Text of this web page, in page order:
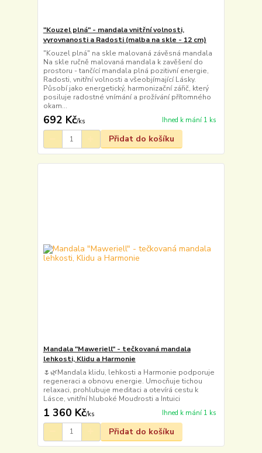
"Kouzel plná" - mandala vnitřní volnosti,
vyrovnanosti a Radosti (malba na skle - 12 cm)
"Kouzel plná" na skle malovaná závěsná mandala
Na skle ručně malovaná mandala k zavěšení do
prostoru - tančící mandala plná pozitivní energie,
Radosti, vnitřní volnosti a všeobjímající Lásky.
Působí jako energetický, harmonizační zářič, který
posiluje radostné vnímání a prožívání přítomného
okam...
692 Kč/ks Ihned k mání 1 ks
Přidat do košíku
Mandala "Maweriell" - tečkovaná mandala
lehkosti, Klidu a Harmonie
🌷🌿Mandala klidu, lehkosti a Harmonie podporuje
regeneraci a obnovu energie. Umocňuje tichou
relaxaci, prohlubuje meditaci a otevírá cestu k
Lásce, vnitřní hluboké Moudrosti a Intuici
1 360 Kč/ks Ihned k mání 1 ks
Přidat do košíku